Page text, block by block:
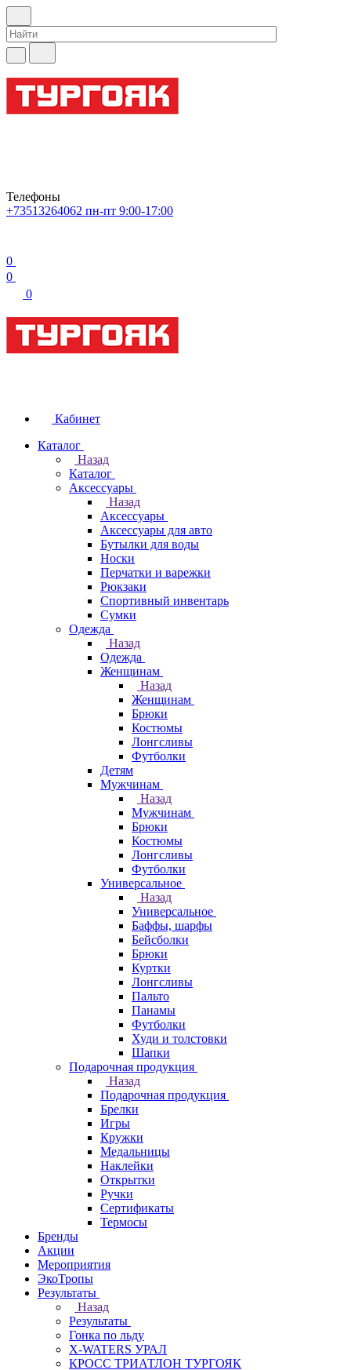
Телефоны
+73513264062 пн-пт 9:00-17:00
0
0
0
Кабинет
Каталог
Назад
Каталог
Аксессуары
Назад
Аксессуары
Аксессуары для авто
Бутылки для воды
Носки
Перчатки и варежки
Рюкзаки
Спортивный инвентарь
Сумки
Одежда
Назад
Одежда
Женщинам
Назад
Женщинам
Брюки
Костюмы
Лонгсливы
Футболки
Детям
Мужчинам
Назад
Мужчинам
Брюки
Костюмы
Лонгсливы
Футболки
Универсальное
Назад
Универсальное
Баффы, шарфы
Бейсболки
Брюки
Куртки
Лонгсливы
Пальто
Панамы
Футболки
Худи и толстовки
Шапки
Подарочная продукция
Назад
Подарочная продукция
Брелки
Игры
Кружки
Медальницы
Наклейки
Открытки
Ручки
Сертификаты
Термосы
Бренды
Акции
Мероприятия
ЭкоТропы
Результаты
Назад
Результаты
Гонка по льду
X-WATERS УРАЛ
КРОСС ТРИАТЛОН ТУРГОЯК